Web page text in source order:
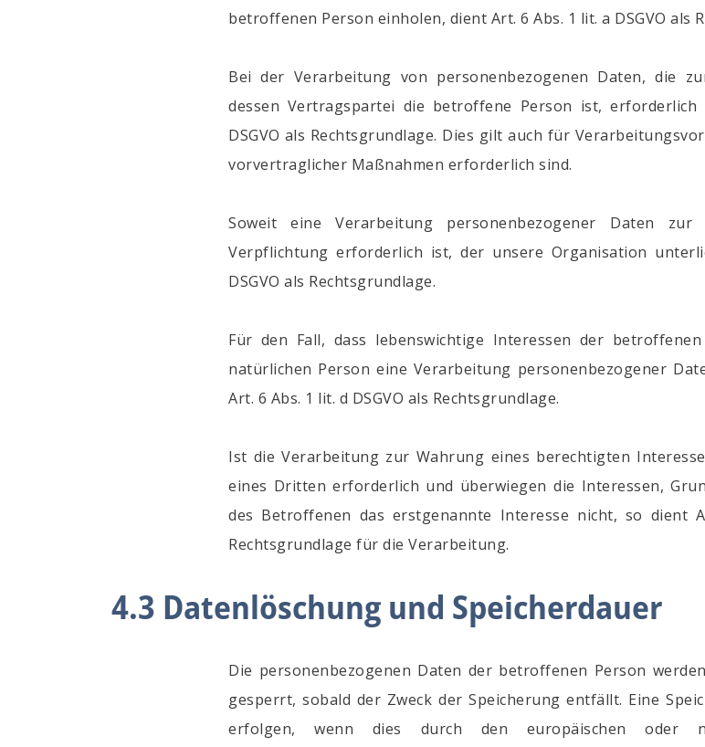
betroffenen Person einholen, dient Art. 6 Abs. 1 lit. a DSGVO als
Bei der Verarbeitung von personenbezogenen Daten, die
dessen Vertragspartei die betroffene Person ist,
DSGVO als Rechtsgrundlage. Dies gilt auch für
vorvertraglicher Maßnahmen erforderlich sind.
Soweit eine Verarbeitung personenbezogener Daten
Verpflichtung erforderlich ist, der unsere Organisation
DSGVO als Rechtsgrundlage.
Für den Fall, dass lebenswichtige Interessen der
natürlichen Person eine Verarbeitung personenbezogener
Art. 6 Abs. 1 lit. d DSGVO als Rechtsgrundlage.
Ist die Verarbeitung zur Wahrung eines berechtigten
eines Dritten erforderlich und überwiegen die Interessen,
des Betroffenen das erstgenannte Interesse nicht, so dient
Rechtsgrundlage für die Verarbeitung.
4.3 Datenlöschung und Speicherdauer
Die personenbezogenen Daten der betroffenen Person
gesperrt, sobald der Zweck der Speicherung entfällt. Eine
erfolgen, wenn dies durch den europäischen oder